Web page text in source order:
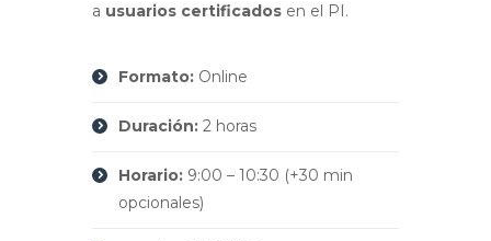
a usuarios certificados en el PI.
Formato: Online
Duración: 2 horas
Horario: 9:00 – 10:30 (+30 min
opcionales)